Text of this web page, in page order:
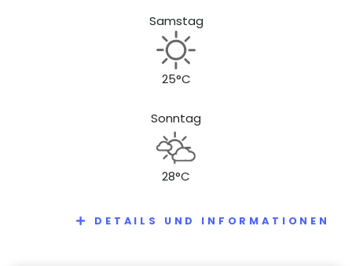
Samstag
25°C
Sonntag
28°C
DETAILS UND INFORMATIONEN